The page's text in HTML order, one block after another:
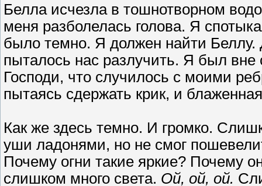
Белла исчезла в тошнотворном
меня разболелась голова. Я
было темно. Я должен найти Беллу.
пыталось нас разлучить. Я был вне
Господи, что случилось с моими
пытаясь сдержать крик, и
Как же здесь темно. И громко.
уши ладонями, но не смог
Почему огни такие яркие? Почему
слишком много света. Ой, ой, ой.